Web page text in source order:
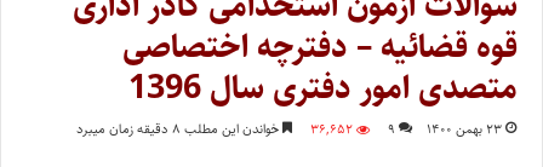
قوه قضائیه – دفترچه اختصاصی
متصدی امور دفتری سال 1396
۲۳ بهمن ۱۴۰۰ ۹ ۳۶,۶۵۲ خواندن این مطلب ۸ دقیقه زمان میبرد